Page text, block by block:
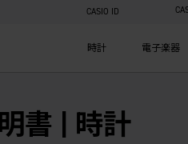
CASIO ID
時計 電子楽器
書 | 時計